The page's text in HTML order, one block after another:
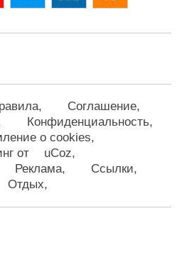
Соглашение
Конфиденциальность
о cookies
от
uCoz
Реклама
Ссылки
Отдых